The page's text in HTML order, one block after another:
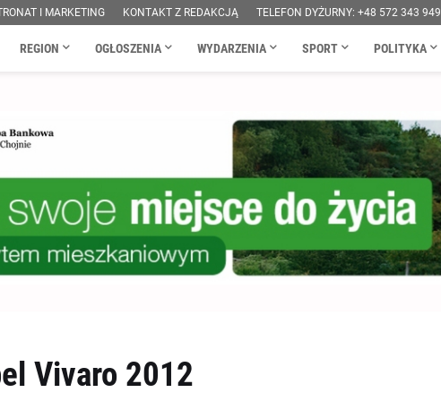
I MARKETING KONTAKT Z REDAKCJĄ TELEFON DYŻURNY: +48 572 343 949
REGION OGŁOSZENIA WYDARZENIA SPORT POLITYKA
Vivaro 2012